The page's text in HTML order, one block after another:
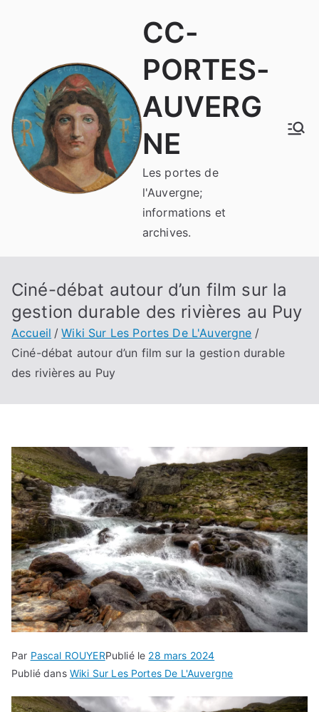
CC-
PORTES-
AUVERG
NE
Les portes de
l'Auvergne;
informations et
archives.
Ciné-débat autour d’un film sur la
gestion durable des rivières au Puy
Accueil
Wiki Sur Les Portes De L'Auvergne
Ciné-débat autour d’un film sur la gestion durable
des rivières au Puy
Par Pascal ROUYERPublié le 28 mars 2024
Publié dans Wiki Sur Les Portes De L'Auvergne